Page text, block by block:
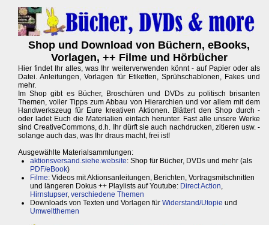
Shop und Download von Büchern, eBooks,
Vorlagen, ++ Filme und Hörbücher
Hier findet Ihr alles, was Ihr weiterverwenden könnt - auf Papier oder als
Datei. Anleitungen, Vorlagen für Etiketten, Sprühschablonen, Fakes und
mehr.
Im Shop gibt es Bücher, Broschüren und DVDs zu politisch brisanten
Themen, voller Tipps zum Abbau von Hierarchien und vor allem mit dem
Handwerkszeug für Eure kreativen Aktionen. Blättert den Shop durch -
oder ladet Euch die Materialien einfach herunter. Fast alle unsere Werke
sind CreativeCommons, d.h. Ihr dürft sie auch nachdrucken, zitieren usw. -
solange auch das, was Ihr draus macht, frei ist!
Ausgewählte Materialsammlungen:
aktionsversand.siehe.website: Shop für Bücher, DVDs und mehr (als
PDF/eBook)
Filme: Videos mit Aktionsanleitungen, Berichten, Vortragsmitschnitten
und längeren Dokus ++ Playlists auf Youtube: Direct Action,
Hirnstupser, verschiedene Themen
Downloads von Texten und Vorlagen für Widerstand/Utopie und
Umweltthemen